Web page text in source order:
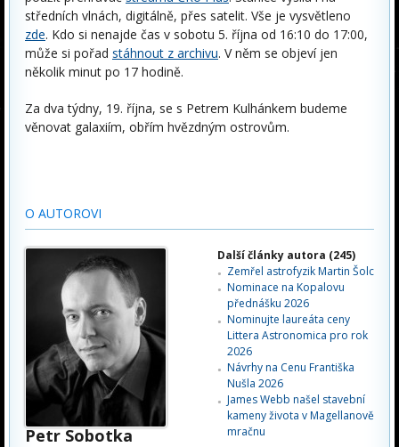
středních vlnách, digitálně, přes satelit. Vše je vysvětleno
zde. Kdo si nenajde čas v sobotu 5. října od 16:10 do 17:00,
může si pořad stáhnout z archivu. V něm se objeví jen
několik minut po 17 hodině.
Za dva týdny, 19. října, se s Petrem Kulhánkem budeme
věnovat galaxiím, obřím hvězdným ostrovům.
O AUTOROVI
Petr Sobotka
Další články autora (245)
Zemřel astrofyzik Martin Šolc
Nominace na Kopalovu
přednášku 2026
Nominujte laureáta ceny
Littera Astronomica pro rok
2026
Návrhy na Cenu Františka
Nušla 2026
James Webb našel stavební
kameny života v Magellanově
mračnu